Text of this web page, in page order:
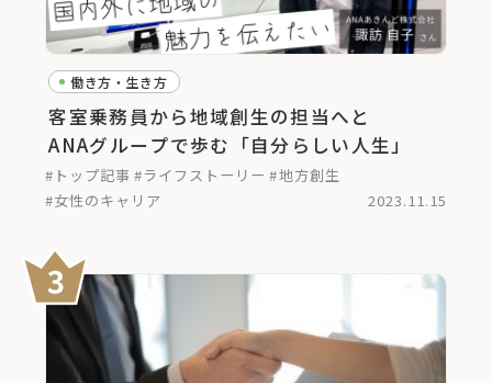
働き方・生き方
客室乗務員から地域創生の担当へと
ANAグループで歩む「自分らしい人生」
#トップ記事 #ライフストーリー #地方創生
#女性のキャリア
2023.11.15